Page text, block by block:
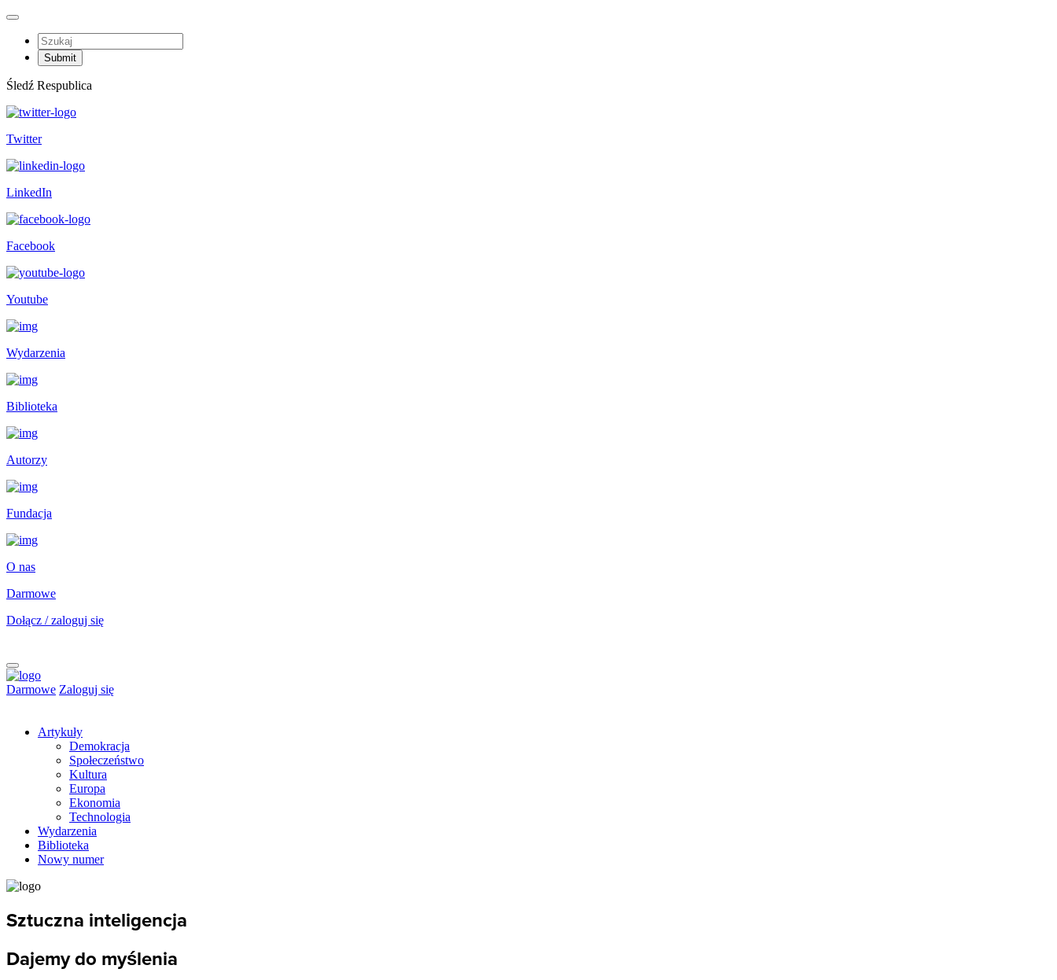
Śledź Respublica
Twitter
LinkedIn
Facebook
Youtube
Wydarzenia
Biblioteka
Autorzy
Fundacja
O nas
Darmowe
Dołącz / zaloguj się
Darmowe Zaloguj się
Artykuły
Demokracja
Społeczeństwo
Kultura
Europa
Ekonomia
Technologia
Wydarzenia
Biblioteka
Nowy numer
Sztuczna inteligencja
Dajemy do myślenia